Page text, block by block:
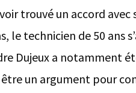
trouvé un accord
le technicien de 50 ans
Dujeux a notamment
un argument pour